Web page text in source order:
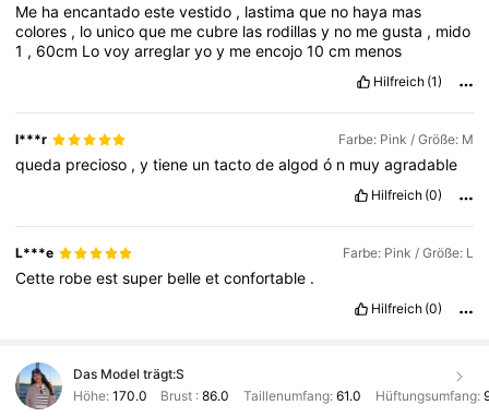
Me haencantadoestevestido , lastimaque no haya mas
colores , lo unicoque mecubre las rodillasy no megusta , mido
1 , 60cm Lovoyarreglaryoy meencojo10cm menos
Hilfreich (1)
l***r Farbe: Pink / Größe: M
queda precioso ,ytiene untactodealgodó n muyagradable
Hilfreich (0)
L***e Farbe: Pink / Größe: L
Cette robeestsuper belleetconfortable .
Hilfreich (0)
Das Model trägt:S
Höhe: 170.0 Brust :86.0 Taillenumfang: 61.0 Hüftungsumfang: